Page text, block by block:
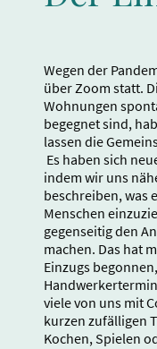
Wegen der
über Zoom statt.
Wohnungen
begegnet sind,
lassen die
Es haben sich
indem wir uns
beschreiben, was
Menschen
gegenseitig den
machen. Das hat
Einzugs
viele von uns mit
kurzen zufälligen
Kochen, Spielen